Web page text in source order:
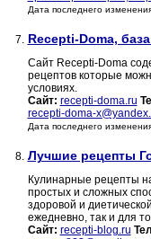
Дата последнего
7. Recepti-Doma,
Сайт Recepti-Doma
рецептов которые
условиях.
Сайт: recepti-doma.ru
recepti-doma-
Дата последнего
8. Лучшие рецепты
Кулинарные рецепты
простых и сложных
здоровой и
ежедневно, так и для
Сайт: recepti-blog.ru